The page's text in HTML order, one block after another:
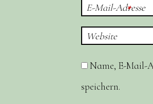
E-Mail-Adresse
*
Website
Name, E-Mail-
speichern.